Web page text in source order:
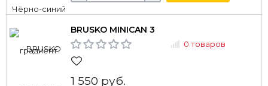
BRUSKO MINICAN 3
0 товаров
1 550 руб.